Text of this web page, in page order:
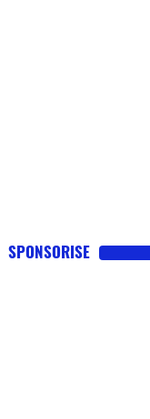
SPONSORISE